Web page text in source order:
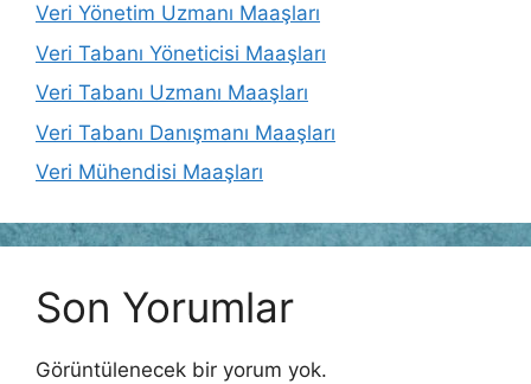
Veri Yönetim Uzmanı Maaşları
Veri Tabanı Yöneticisi Maaşları
Veri Tabanı Uzmanı Maaşları
Veri Tabanı Danışmanı Maaşları
Veri Mühendisi Maaşları
Son Yorumlar
Görüntülenecek bir yorum yok.